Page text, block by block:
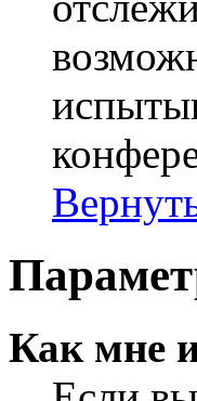
Как мне